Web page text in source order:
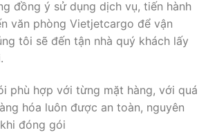
đồng ý sử dụng dịch vụ, tiến hành
văn phòng Vietjetcargo để vận
tôi sẽ đến tận nhà quý khách lấy
phù hợp với từng mặt hàng, với quá
hóa luôn được an toàn, nguyên
đóng gói